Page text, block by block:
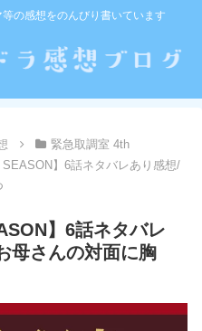
の感想をのんびり書いています
緊急取調室 4th
SEASON】6話ネタバレあり感想/
】6話ネタバレ
母さんの対面に胸